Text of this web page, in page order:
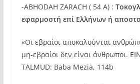
-ABHODAH ZARACH ( 54 Α) :
εφαρμοστή επί Ελλήνων ή
«Οι εβραίοι αποκαλούνται
μη-εβραίοι δεν είναι άνθρωποι.
TALMUD: Baba Mezia, 114b